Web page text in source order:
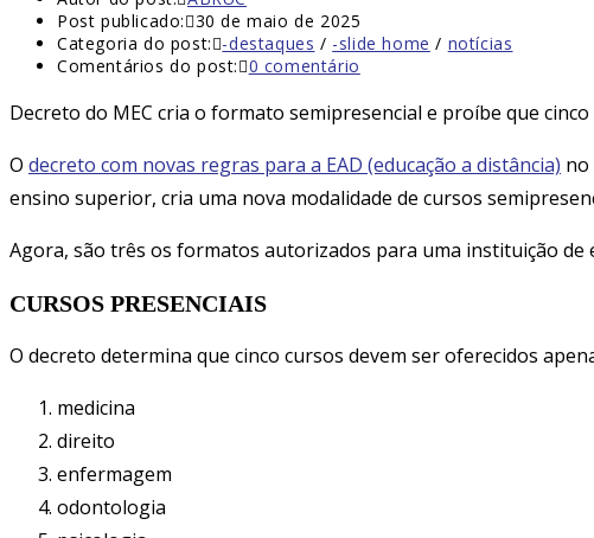
Post publicado: 30 de maio de 2025
Categoria do post: -destaques / -slide home / notícias
Comentários do post: 0 comentário
Decreto do MEC cria o formato semipresencial e proíbe que
O decreto com novas regras para a EAD (educação a distância) no
ensino superior, cria uma nova modalidade de cursos
Agora, são três os formatos autorizados para uma instituição de
CURSOS PRESENCIAIS
O decreto determina que cinco cursos devem ser oferecidos
medicina
direito
enfermagem
odontologia